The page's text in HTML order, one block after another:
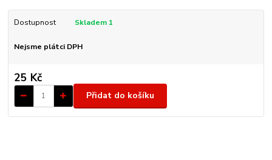
Dostupnost Skladem 1
Nejsme plátci DPH
25 Kč
Přidat do košíku